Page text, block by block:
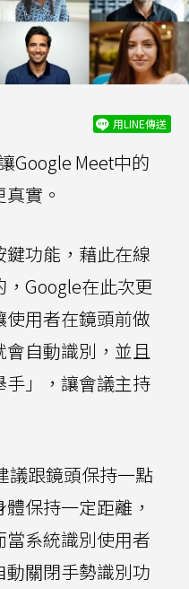
用LINE傳送
Google Meet中的
實。
功能，藉此在線
Google在此次更
用者在鏡頭前做
會自動識別，並且
」，讓會議主持
議跟鏡頭保持一點
保持一定距離，
系統識別使用者
關閉手勢識別功